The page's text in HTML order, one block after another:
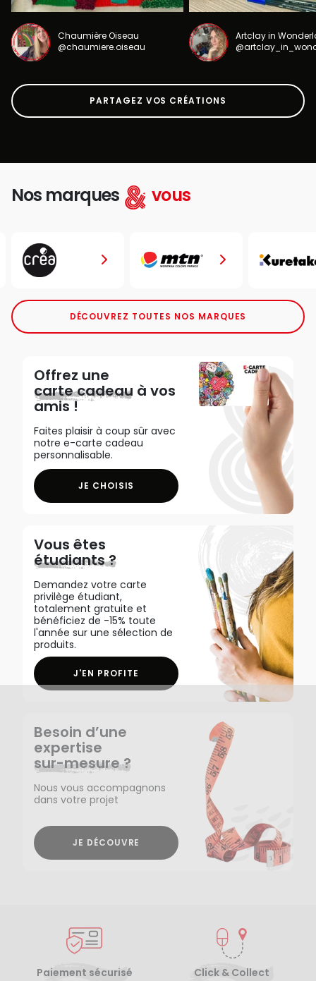
Chaumière Oiseau
@chaumiere.oiseau
Artclay in
PARTAGEZ VOS CRÉATIONS
Nos marques vous
DÉCOUVREZ TOUTES NOS MARQUES
Offrez une
carte cadeau à vos
amis !
Faites plaisir à coup sûr avec
notre e-carte cadeau
personnalisable.
JE CHOISIS
Vous êtes
étudiants ?
Demandez votre carte
privilège étudiant,
totalement gratuite et
bénéficiez de -15% toute
l'année sur une sélection de
produits.
J'EN PROFITE
Besoin d’une
expertise
sur-mesure ?
Nous vous accompagnons
dans votre projet
JE DÉCOUVRE
Paiement sécurisé
Click & Collect